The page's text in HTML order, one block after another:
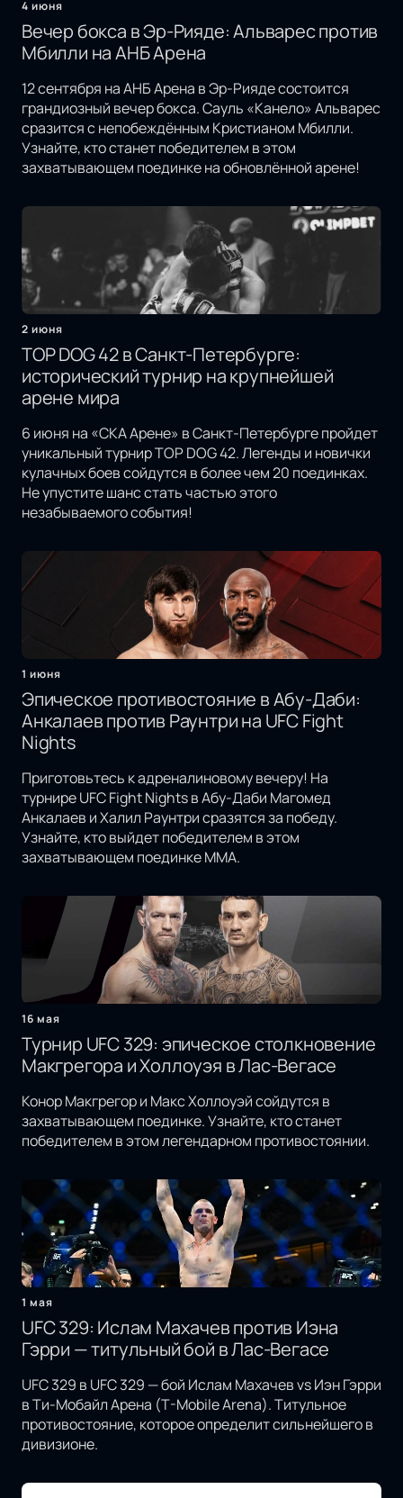
4 июня
Вечер бокса в Эр-Рияде: Альварес против
Мбилли на АНБ Арена
12 сентября на АНБ Арена в Эр-Рияде состоится
грандиозный вечер бокса. Сауль «Канело» Альварес
сразится с непобеждённым Кристианом Мбилли.
Узнайте, кто станет победителем в этом
захватывающем поединке на обновлённой арене!
2 июня
TOP DOG 42 в Санкт-Петербурге:
исторический турнир на крупнейшей
арене мира
6 июня на «СКА Арене» в Санкт-Петербурге пройдет
уникальный турнир TOP DOG 42. Легенды и новички
кулачных боев сойдутся в более чем 20 поединках.
Не упустите шанс стать частью этого
незабываемого события!
1 июня
Эпическое противостояние в Абу-Даби:
Анкалаев против Раунтри на UFC Fight
Nights
Приготовьтесь к адреналиновому вечеру! На
турнире UFC Fight Nights в Абу-Даби Магомед
Анкалаев и Халил Раунтри сразятся за победу.
Узнайте, кто выйдет победителем в этом
захватывающем поединке MMA.
16 мая
Турнир UFC 329: эпическое столкновение
Макгрегора и Холлоуэя в Лас-Вегасе
Конор Макгрегор и Макс Холлоуэй сойдутся в
захватывающем поединке. Узнайте, кто станет
победителем в этом легендарном противостоянии.
1 мая
UFC 329: Ислам Махачев против Иэна
Гэрри — титульный бой в Лас-Вегасе
UFC 329 в UFC 329 — бой Ислам Махачев vs Иэн Гэрри
в Ти-Мобайл Арена (T-Mobile Arena). Титульное
противостояние, которое определит сильнейшего в
дивизионе.